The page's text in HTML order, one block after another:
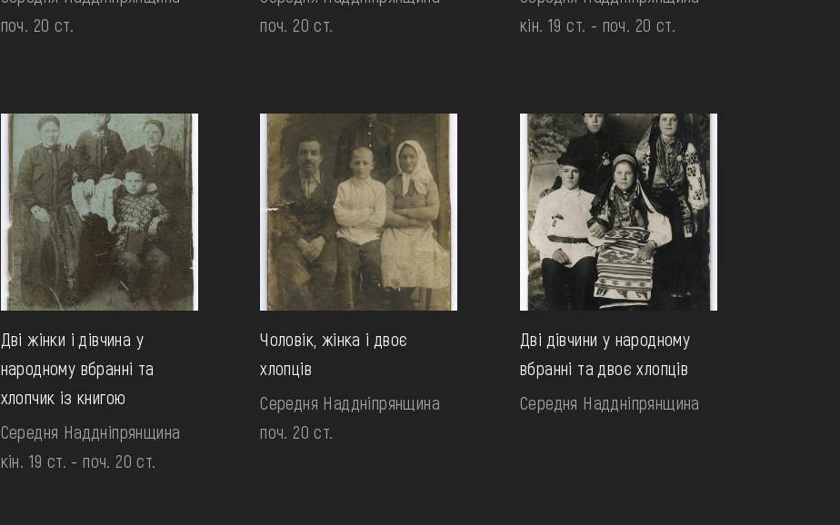
поч. 20 ст.
поч. 20 ст.
кін. 19 ст. - поч. 20 ст.
Дві жінки і дівчина у
народному вбранні та
хлопчик із книгою
Середня Наддніпрянщина
кін. 19 ст. - поч. 20 ст.
Чоловік, жінка і двоє
хлопців
Середня Наддніпрянщина
поч. 20 ст.
Дві дівчини у народному
вбранні та двоє хлопців
Середня Наддніпрянщина